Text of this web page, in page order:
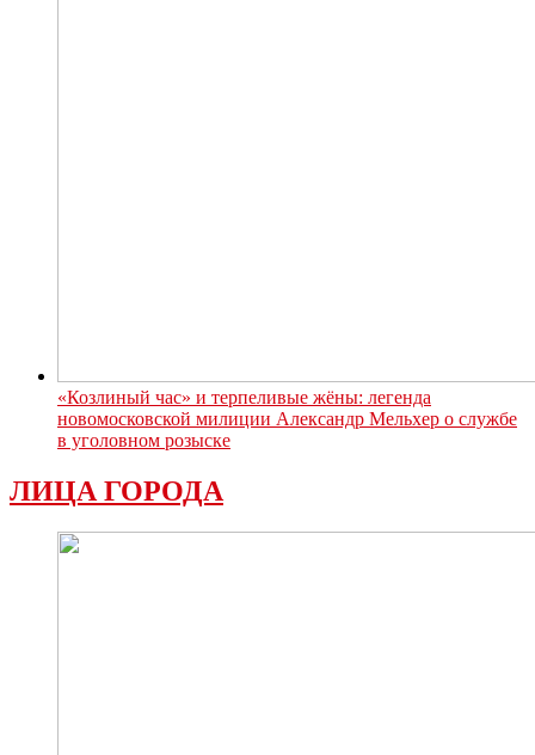
«Козлиный час» и терпеливые жёны: легенда
новомосковской милиции Александр Мельхер о службе
в уголовном розыске
ЛИЦА ГОРОДА